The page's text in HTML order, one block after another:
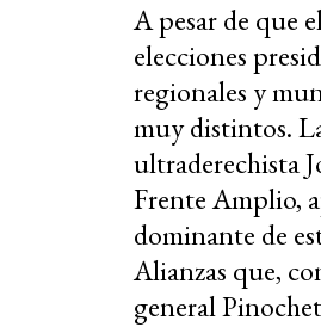
A pesar de que
elecciones
regionales y
muy distintos.
ultraderechista
Frente Amplio,
dominante de
Alianzas que,
general